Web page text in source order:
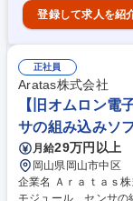
登録して求人を紹
正社員
Aratas株式会社
【旧オムロン電
サの組み込みソ
月給29万円以上
岡山県岡山市中区
企業名 Ａｒａｔａｓ株式会社 求人名 【旧オムロン電子
モジュール、センサの組み込みソフト